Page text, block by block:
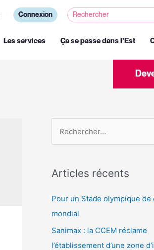
Connexion
Les services Ça se passe dans l’Est
Articles récents
Pour un Stade olympique de
mondial
Sanimax : la CCEM réclame
l’établissement d’une zone